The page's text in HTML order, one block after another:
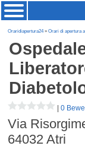
Oraridiapertura24»Orari di apertura
|0
Via
64032 Atri